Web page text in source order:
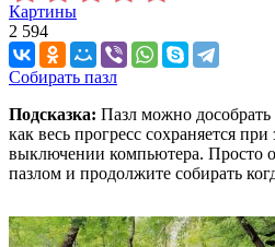
Картины
2 594
Собирать пазл
Подсказка: Пазл можно
как весь прогресс сохраняется
выключении компьютера. Просто
пазлом и продолжите собирать